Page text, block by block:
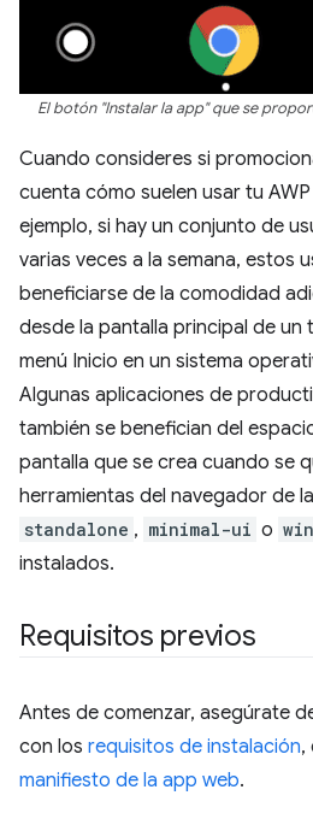
El botón "Instalar la app" que se
Cuando consideres si
cuenta cómo suelen usar tu
ejemplo, si hay un conjunto de
varias veces a la semana, estos
beneficiarse de la comodidad
desde la pantalla principal de un
menú Inicio en un sistema
Algunas aplicaciones de
también se benefician del
pantalla que se crea cuando se
herramientas del navegador de
standalone , minimal-ui o
instalados.
Requisitos previos
Antes de comenzar, asegúrate
con los requisitos de instalación,
manifiesto de la app web.